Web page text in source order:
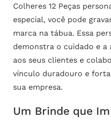
Colheres 12 Peças
especial, você pode
marca na tábua. Essa
demonstra o cuidado e a
aos seus clientes e
vínculo duradouro e
sua empresa.
Um Brinde que